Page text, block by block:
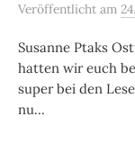
Veröffentlicht am
Susanne Ptaks
hatten wir euch
super bei den
nu...